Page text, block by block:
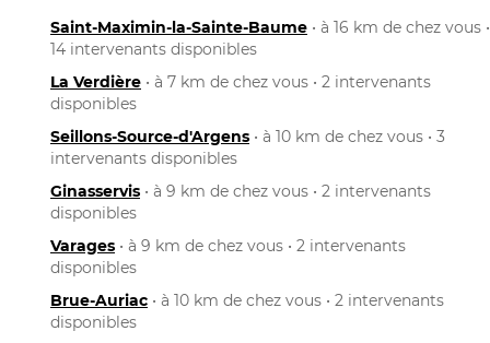
Saint-Maximin-la-Sainte-Baume • à 16 km de chez vous •
14 intervenants disponibles
La Verdière • à 7 km de chez vous • 2 intervenants
disponibles
Seillons-Source-d'Argens • à 10 km de chez vous • 3
intervenants disponibles
Ginasservis • à 9 km de chez vous • 2 intervenants
disponibles
Varages • à 9 km de chez vous • 2 intervenants
disponibles
Brue-Auriac • à 10 km de chez vous • 2 intervenants
disponibles